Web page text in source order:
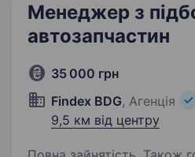
Менеджер з
автозапчастин
35 000 грн
Findex BDG, Агенція
9,5 км від центру